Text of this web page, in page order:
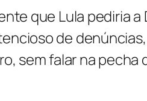
que Lula pediria
de
sem falar na pecha